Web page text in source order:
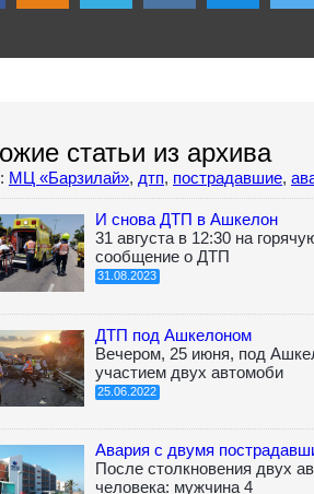
статьи из архива
МЦ «Барзилай», дтп, пострадавшие,
И снова ДТП в Ашкелон
31 августа в 12:30 на
сообщение о ДТП
31.08.2023
ДТП под Ашкелоном
Вечером, 25 июня, под
участием двух автомоби
25.06.2022
Авария с двумя
После столкновения двух
человека: мужчина 4